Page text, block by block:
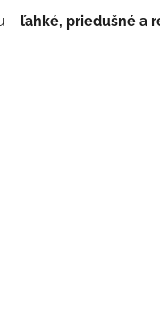
– ľahké, priedušné a